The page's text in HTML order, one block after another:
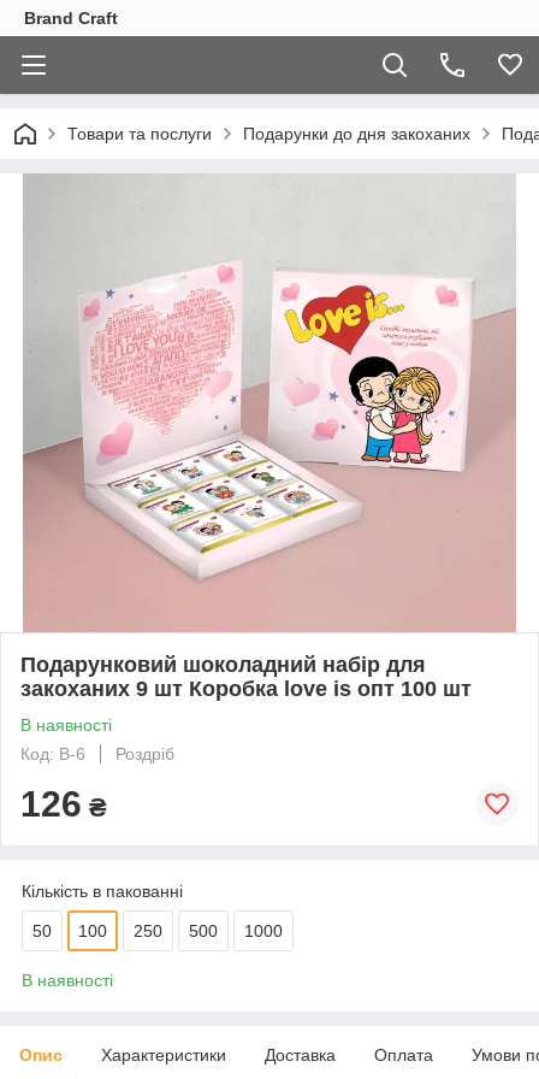
Brand Craft
Товари та послуги Подарунки до дня закоханих
Подарунковий шоколадний набір для
закоханих 9 шт Коробка love is опт 100 шт
В наявності
Код: В-6
Роздріб
126 ₴
Кількість в пакованні
50 100 250 500 1000
В наявності
Опис Характеристики Доставка Оплата Умови